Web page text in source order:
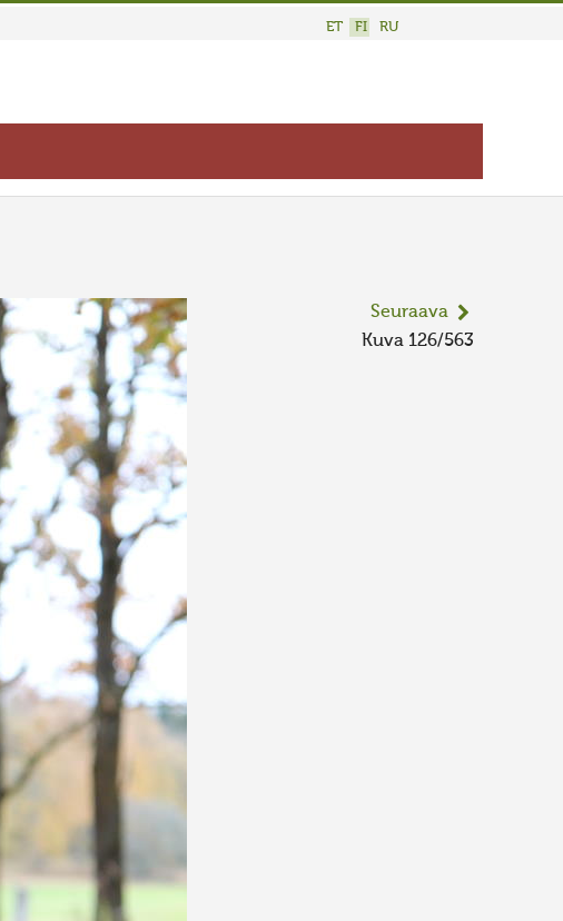
ET FI RU
Seuraava
Kuva 126/563